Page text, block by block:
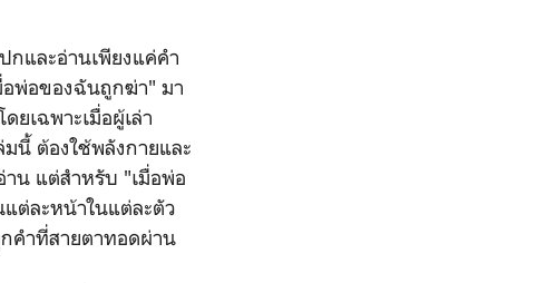
และอ่านเพียงแค่คำ
อพ่อของฉันถูกฆ่า" มา
ยเฉพาะเมื่อผู้เล่า
นี้ ต้องใช้พลังกายและ
าน แต่สำหรับ "เมื่อพ่อ
ต่ละหน้าในแต่ละตัว
คำที่สายตาทอดผ่าน